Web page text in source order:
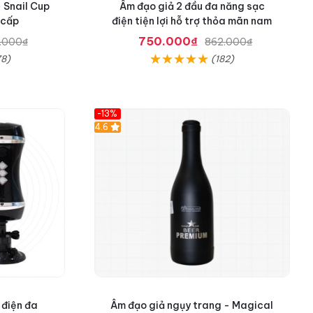
để tránh bệnh lây nhiễm
tại Đây?
rẻ nhưng lại không an toàn,
qua nhiều trung gian. Đội
nhất nhu cầu và cách sử
cầu cứ liên hệ nhé.
Cup
Âm đạo giả 2 đầu đa năng sạc
điện tiện lợi hỗ trợ thỏa mãn nam
750.000₫ 862.000₫
(182)
đa
-13%
Hot
4.6
Âm đạo giả ngụy trang - Magical